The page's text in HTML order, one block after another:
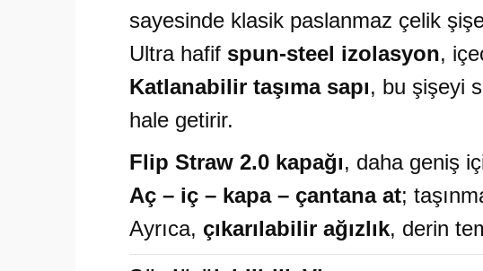
sayesinde klasik paslanmaz çelik
Ultra hafif spun-steel izolasyon,
Katlanabilir taşıma sapı, bu şişeyi
hale getirir.
Flip Straw 2.0 kapağı, daha geniş
Aç – iç – kapa – çantana at;
Ayrıca, çıkarılabilir ağızlık, derin